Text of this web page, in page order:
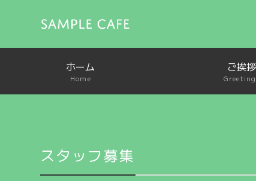
ホーム
Home
ご挨拶
スタッフ募集